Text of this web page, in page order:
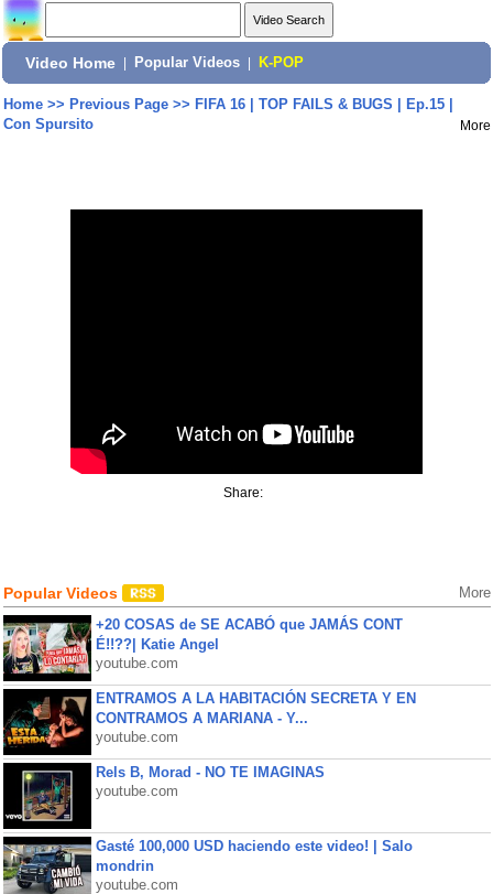
Video Home Popular Videos K-POP
Home>> Previous Page>> FIFA 16 | TOP FAILS & BUGS | Ep.15 |
Con Spursito
More
Share:
Popular Videos More
+20 COSAS de SE ACABÓ que JAMÁS CONT
É!!??| Katie Angel
youtube.com
ENTRAMOS A LA HABITACIÓN SECRETA Y EN
CONTRAMOS A MARIANA - Y...
youtube.com
Rels B, Morad - NO TE IMAGINAS
youtube.com
Gasté 100,000 USD haciendo este video! | Salo
mondrin
youtube.com